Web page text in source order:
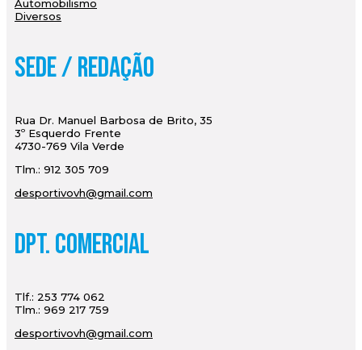
Automobilismo
Diversos
Sede / Redação
Rua Dr. Manuel Barbosa de Brito, 35
3º Esquerdo Frente
4730-769 Vila Verde
Tlm.: 912 305 709
desportivovh@gmail.com
Dpt. Comercial
Tlf.: 253 774 062
Tlm.: 969 217 759
desportivovh@gmail.com